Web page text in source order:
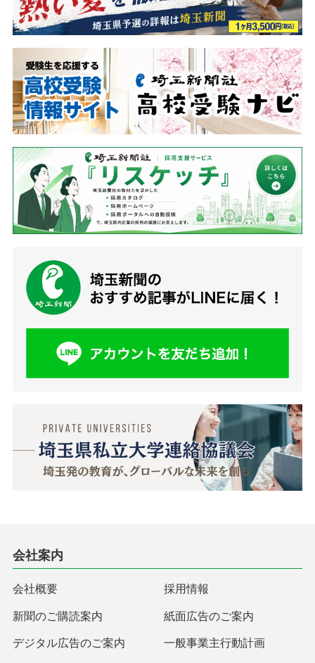
会社案内
会社概要 採用情報
新聞のご購読案内 紙面広告のご案内
デジタル広告のご案内 一般事業主行動計画